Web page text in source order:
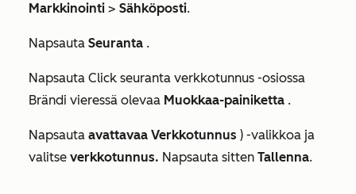
Markkinointi > Sähköposti.
Napsauta Seuranta .
Napsauta Click seuranta verkkotunnus -osiossa
Brändi vieressä olevaa Muokkaa-painiketta .
Napsauta avattavaa Verkkotunnus ) -valikkoa ja
valitse verkkotunnus. Napsauta sitten Tallenna.